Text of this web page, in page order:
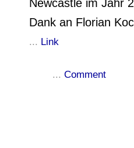
Newcastle im Jahr
Dank an Florian
... Link
... Comment